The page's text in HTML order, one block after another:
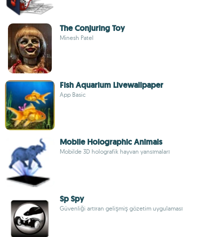
The Conjuring Toy
Minesh Patel
Fish Aquarium Livewallpaper
App Basic
Mobile Holographic Animals
Mobilde 3D holografik hayvan yansımaları
Sp Spy
Güvenliği artıran gelişmiş gözetim uygulaması